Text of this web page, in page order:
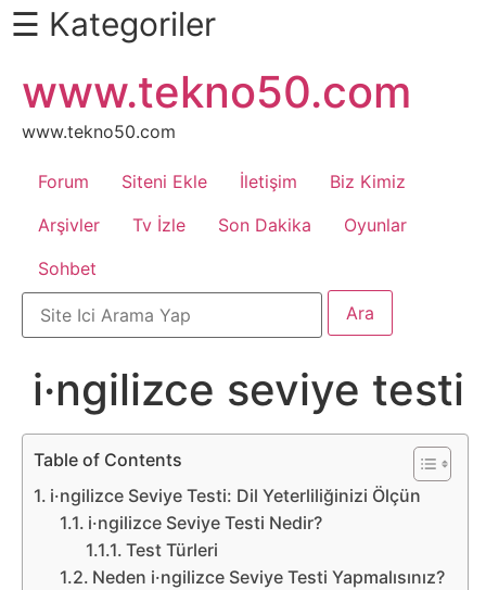
Daha
Fazlası
İçin
Kaydır
Android
Apk
Arabalar
Bankacılık
İşlemleri
Belgesel
Bilgi
☰ Kategoriler
atla
www.tekno50.com
www.tekno50.com
Forum Siteni Ekle İletişim
Biz Kimiz
Arşivler
Tv İzle Son Dakika
Oyunlar
Sohbet
i·ngilizce seviye testi
Table of Contents
i·ngilizce Seviye Testi: Dil Yeterliliğinizi Ölçün
i·ngilizce Seviye Testi Nedir?
Test Türleri
Neden i·ngilizce Seviye Testi Yapmalısınız?